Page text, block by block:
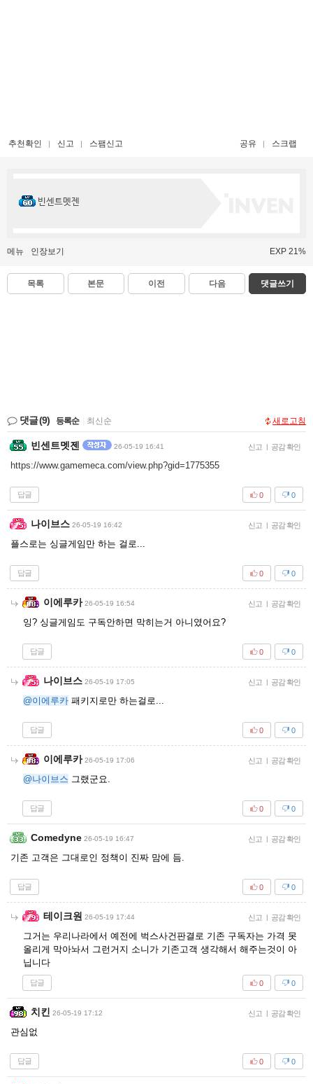
추천확인 신고 스팸신고 공유 스크랩
빈센트멧젠
메뉴 인장보기 EXP 21%
목록 본문 이전 다음 댓글쓰기
댓글(9) 등록순 최신순 새로고침
빈센트멧젠 26-05-19 16:41 신고 | 공감 확인
https://www.gamemeca.com/view.php?gid=1775355
답글 0
0
나이브스 26-05-19 16:42 신고 | 공감 확인
플스로는 싱글게임만 하는 걸로...
답글 0
0
이에루카 26-05-19 16:54 신고 | 공감 확인
잉? 싱글게임도 구독안하면 막히는거 아니였어요?
답글 0
0
나이브스 26-05-19 17:05 신고 | 공감 확인
@이에루카 패키지로만 하는걸로...
답글 0
0
이에루카 26-05-19 17:06 신고 | 공감 확인
@나이브스 그랬군요.
답글 0
0
Comedyne 26-05-19 16:47 신고 | 공감 확인
기존 고객은 그대로인 정책이 진짜 맘에 듬.
답글 0
0
테이크원 26-05-19 17:44 신고 | 공감 확인
그거는 우리나라에서 예전에 벅스사건판결로 기존 구독자는 가격 못
올리게 막아놔서 그런거지 소니가 기존고객 생각해서 해주는것이 아
닙니다
답글 0
0
치킨 26-05-19 17:12 신고 | 공감 확인
관심없
답글 0
0